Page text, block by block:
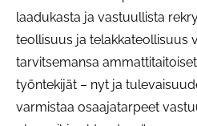
laadukasta ja vastuullista
teollisuus ja telakkateollisuus
tarvitsemansa
työntekijät – nyt ja
varmistaa osaajatarpeet